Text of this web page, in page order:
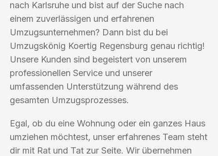
nach Karlsruhe und bist auf der Suche nach
einem zuverlässigen und erfahrenen
Umzugsunternehmen? Dann bist du bei
Umzugskönig Koertig Regensburg genau richtig!
Unsere Kunden sind begeistert von unserem
professionellen Service und unserer
umfassenden Unterstützung während des
gesamten Umzugsprozesses.
Egal, ob du eine Wohnung oder ein ganzes Haus
umziehen möchtest, unser erfahrenes Team steht
dir mit Rat und Tat zur Seite. Wir übernehmen